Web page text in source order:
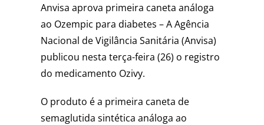
Anvisa aprova primeira caneta análoga
ao Ozempic para diabetes – A Agência
Nacional de Vigilância Sanitária (Anvisa)
publicou nesta terça-feira (26) o registro
do medicamento Ozivy.
O produto é a primeira caneta de
semaglutida sintética análoga ao